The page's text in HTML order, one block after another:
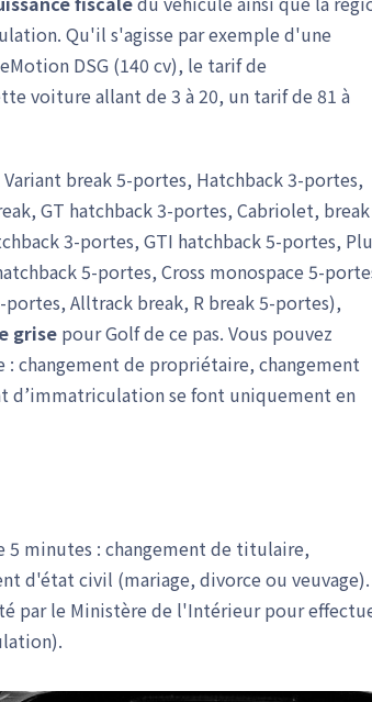
Qu'il s'agisse par exemple d'une
DSG (140 cv), le tarif de
voiture allant de 3 à 20, un tarif de 81 à
break 5-portes, Hatchback 3-portes,
GT hatchback 3-portes, Cabriolet, break
3-portes, GTI hatchback 5-portes,
5-portes, Cross monospace 5-
Alltrack break, R break 5-portes),
grise pour Golf de ce pas. Vous pouvez
changement de propriétaire, changement
d’immatriculation se font uniquement en
5 minutes : changement de titulaire,
d'état civil (mariage, divorce ou veuvage).
par le Ministère de l'Intérieur pour